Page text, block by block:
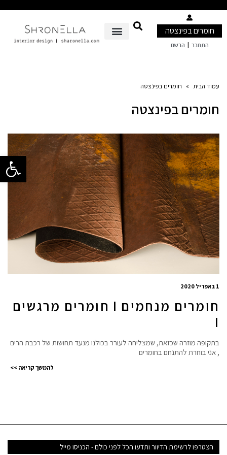
פתח
חומרים בפינצטה
התחבר | הרשם
עמוד הבית » חומרים בפינצטה
חומרים בפינצטה
1 באפריל 2020
חומרים מנחמים I חומרים מרגשים
I
בתקופה מוזרה שכזאת, שמצליחה לעורר בכולנו מנעד תחושות של רכבת הרים
, אני בוחרת להתנחם בחומרים
להמשך קריאה >>
דואר
אלקטרוני